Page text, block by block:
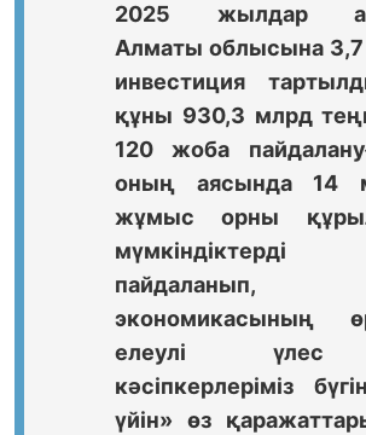
2025 жылдар
Алматы облысына 3,7
инвестиция
құны 930,3 млрд
120 жоба
оның аясында 14
жұмыс орны
экономикасының
елеулі үлес
кәсіпкерлеріміз
үйін» өз